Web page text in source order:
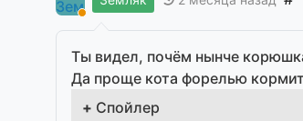
Ты видел, почём нынче
Да проще кота форелью
Спойлер